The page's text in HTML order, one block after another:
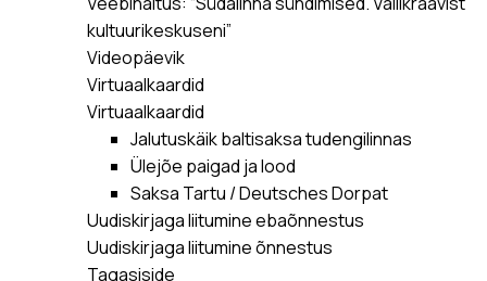
kultuurikeskuseni”
Videopäevik
Virtuaalkaardid
Virtuaalkaardid
Jalutuskäik baltisaksa tudengilinnas
Ülejõe paigad ja lood
Saksa Tartu / Deutsches Dorpat
Uudiskirjaga liitumine ebaõnnestus
Uudiskirjaga liitumine õnnestus
Tagasiside